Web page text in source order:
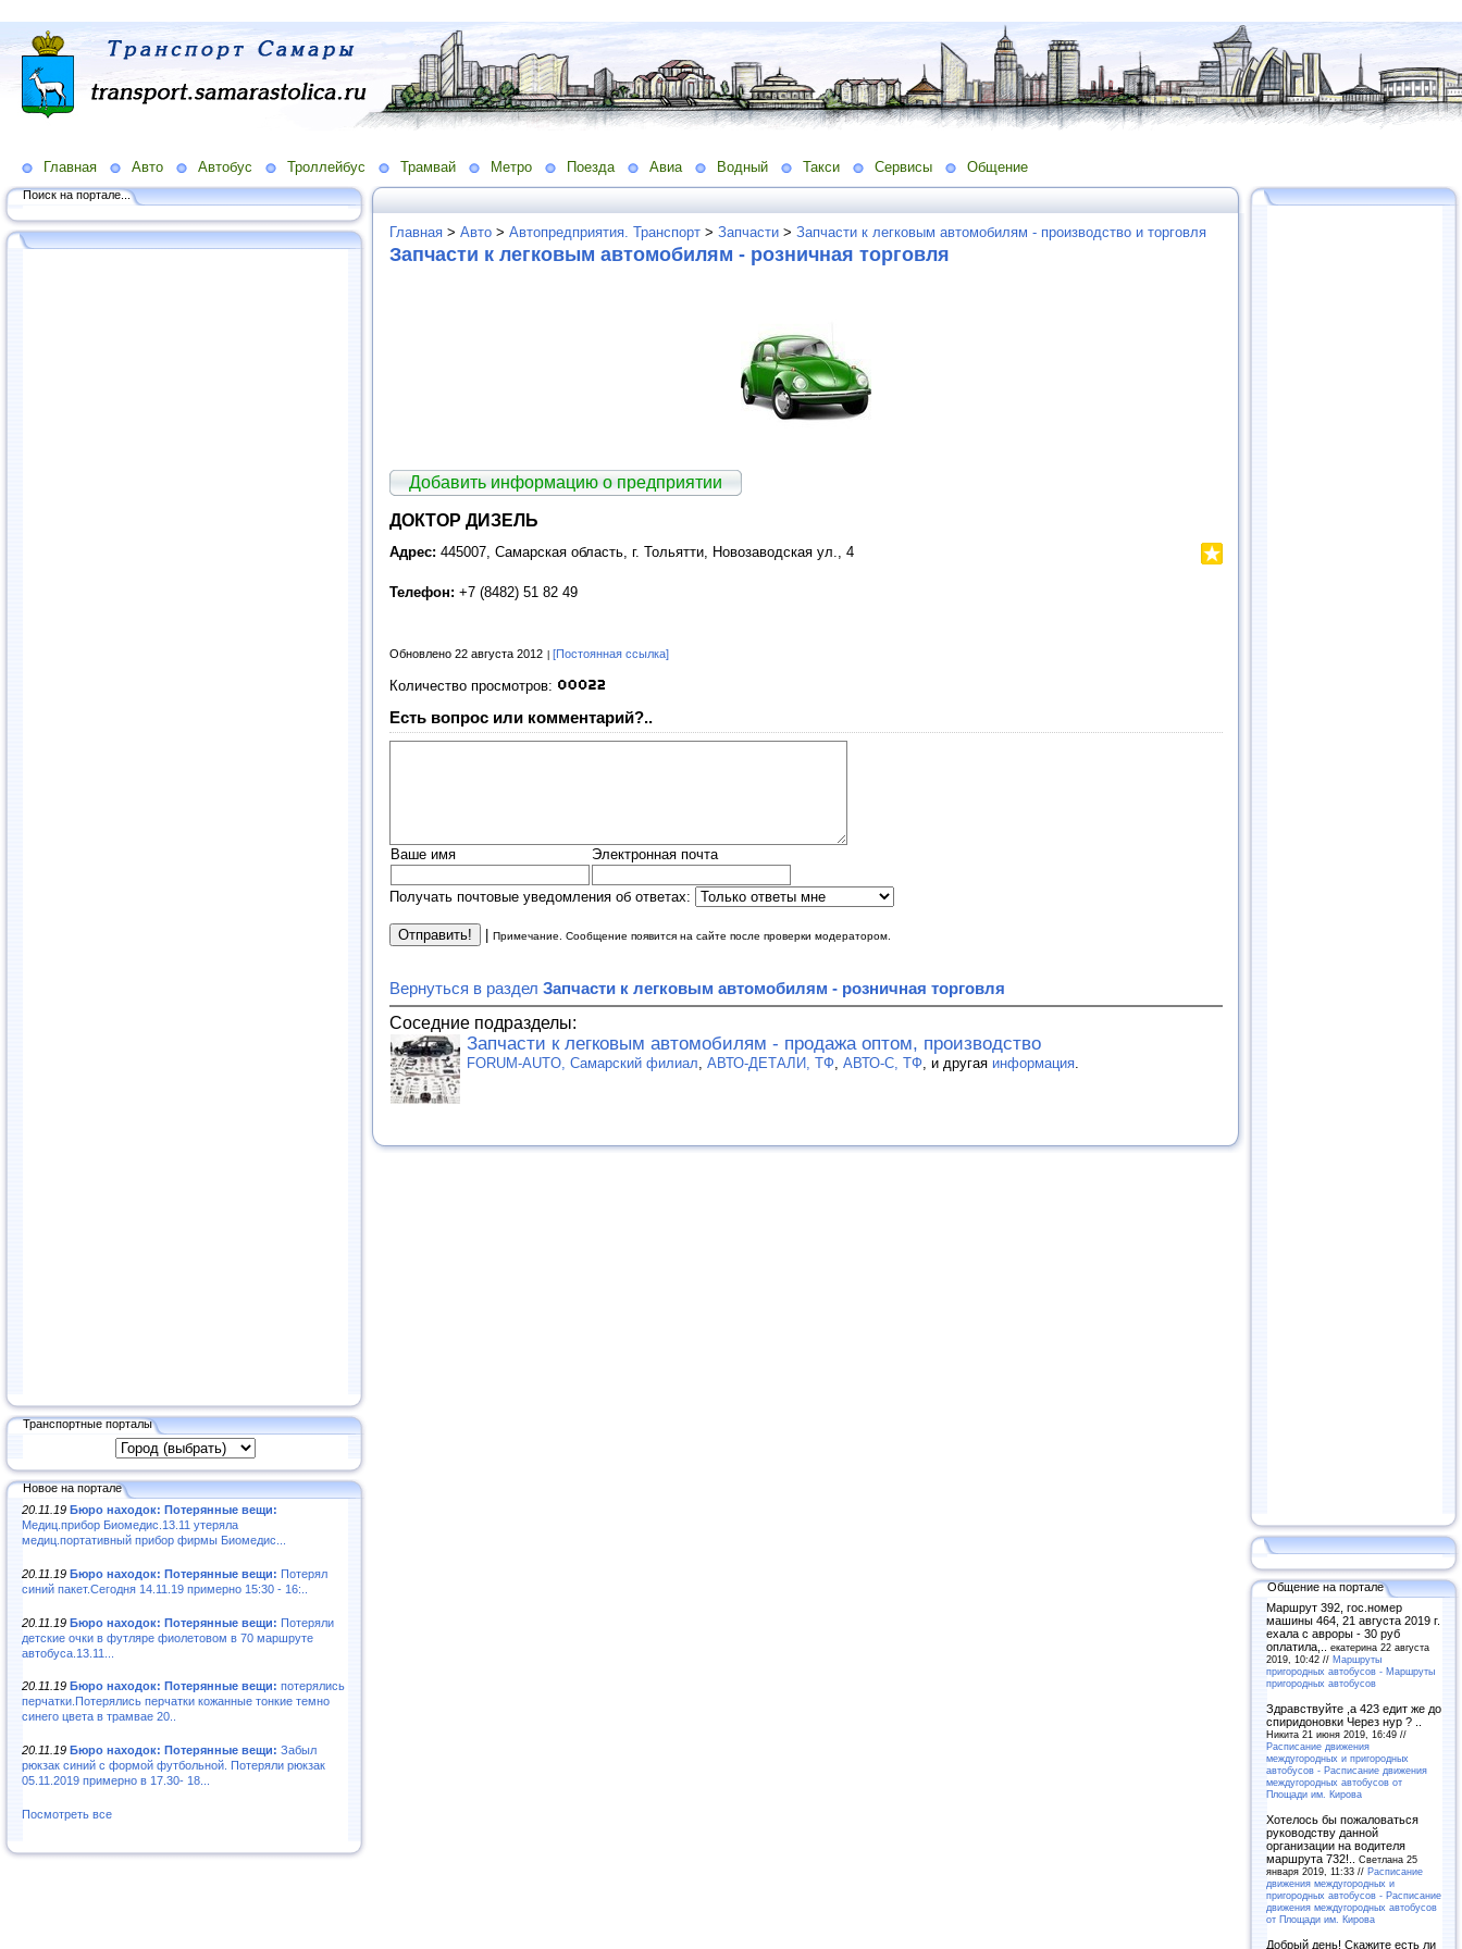
Главная Авто Автобус Троллейбус Трамвай Метро Поезда Авиа Водный Такси Сервисы Общение
Поиск на портале...
Транспортные порталы
Новое на портале
20.11.19 Бюро находок: Потерянные вещи:
Медиц.прибор Биомедис.13.11 утеряла
медиц.портативный прибор фирмы Биомедис...
20.11.19 Бюро находок: Потерянные вещи: Потерял
синий пакет.Сегодня 14.11.19 примерно 15:30 - 16:..
20.11.19 Бюро находок: Потерянные вещи: Потеряли
детские очки в футляре фиолетовом в 70 маршруте
автобуса.13.11...
20.11.19 Бюро находок: Потерянные вещи: потерялись
перчатки.Потерялись перчатки кожанные тонкие темно
синего цвета в трамвае 20..
20.11.19 Бюро находок: Потерянные вещи: Забыл
рюкзак синий с формой футбольной. Потеряли рюкзак
05.11.2019 примерно в 17.30- 18...
Посмотреть все
Главная > Авто > Автопредприятия. Транспорт > Запчасти > Запчасти к легковым автомобилям - производство и торговля
Запчасти к легковым автомобилям - розничная торговля
Добавить информацию о предприятии
ДОКТОР ДИЗЕЛЬ
Адрес: 445007, Самарская область, г. Тольятти, Новозаводская ул., 4
Телефон: +7 (8482) 51 82 49
Обновлено 22 августа 2012 [Постоянная ссылка]
Количество просмотров:
Есть вопрос или комментарий?..
Ваше имя Электронная почта
Получать почтовые уведомления об ответах:
Примечание. Сообщение появится на сайте после проверки модератором.
Вернуться в раздел Запчасти к легковым автомобилям - розничная торговля
Соседние подразделы:
Запчасти к легковым автомобилям - продажа оптом, производство
FORUM-AUTO, Самарский филиал, АВТО-ДЕТАЛИ, ТФ, АВТО-С, ТФ, и другая информация.
Общение на портале
Маршрут 392, гос.номер
машины 464, 21 августа 2019 г.
ехала с авроры - 30 руб
оплатила,.. екатерина 22 августа
2019, 10:42 // Маршруты
пригородных автобусов - Маршруты
пригородных автобусов
Здравствуйте ,а 423 едит же до
спиридоновки Через нур ? ..
Никита 21 июня 2019, 16:49 //
Расписание движения
междугородных и пригородных
автобусов - Расписание движения
междугородных автобусов от
Площади им. Кирова
Хотелось бы пожаловаться
руководству данной
организации на водителя
маршрута 732!.. Светлана 25
января 2019, 11:33 // Расписание
движения междугородных и
пригородных автобусов - Расписание
движения междугородных автобусов
от Площади им. Кирова
Добрый день! Скажите есть ли